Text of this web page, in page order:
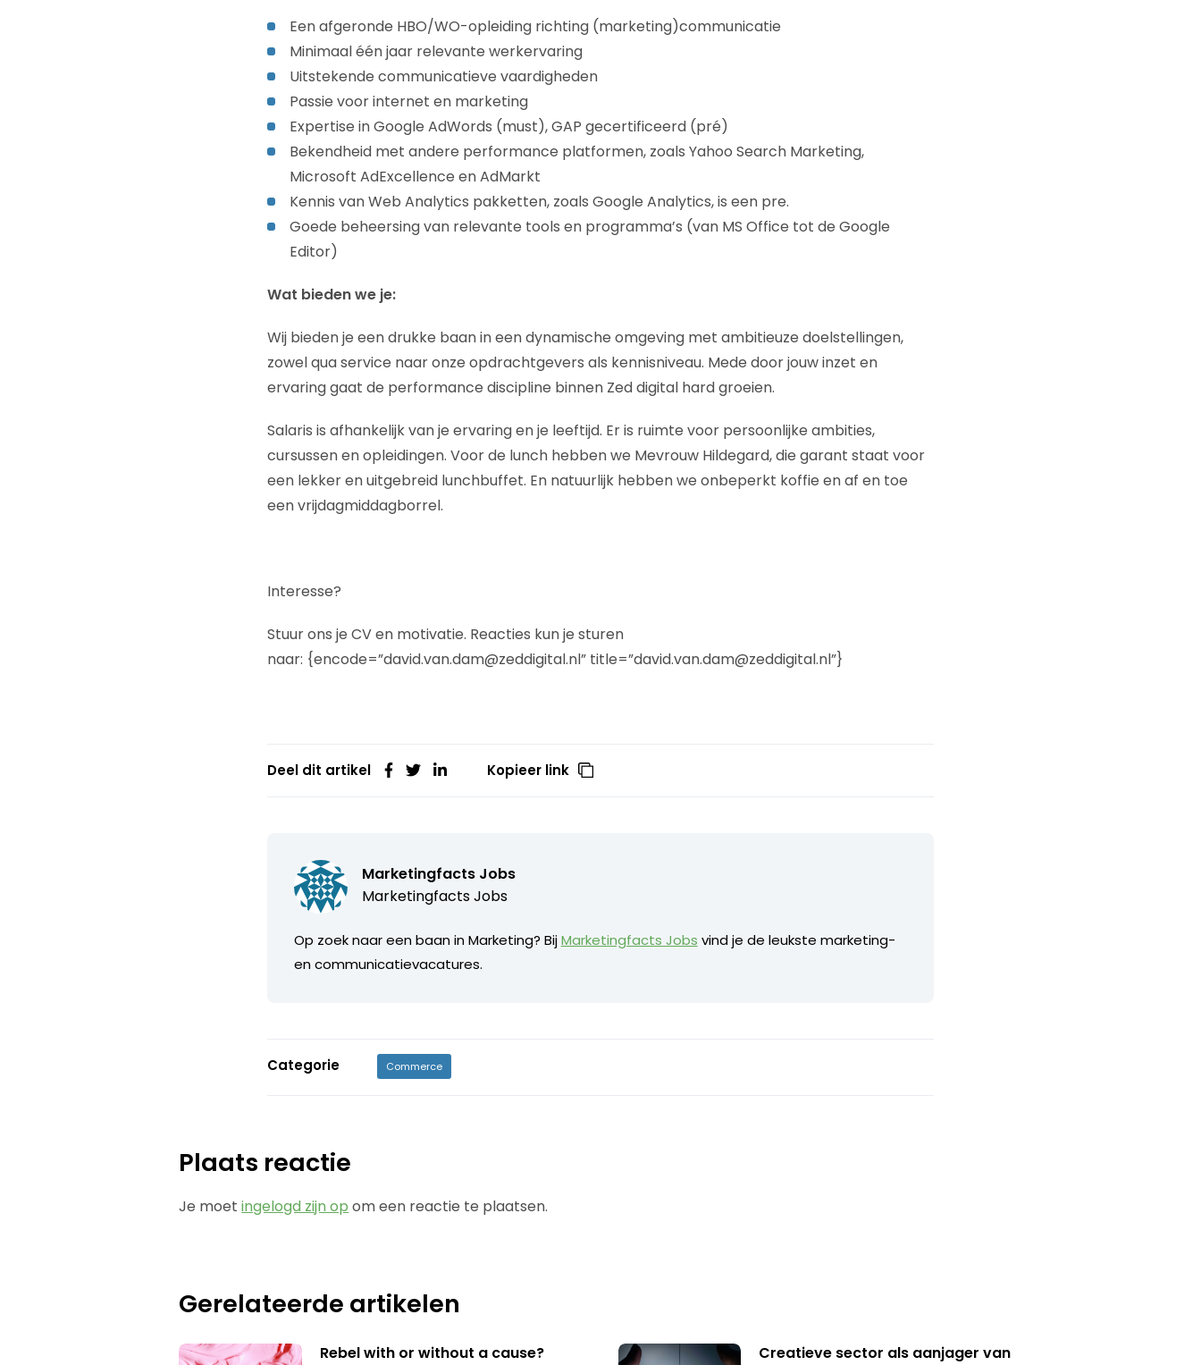
Een afgeronde HBO/WO-opleiding richting (marketing)communicatie
Minimaal één jaar relevante werkervaring
Uitstekende communicatieve vaardigheden
Passie voor internet en marketing
Expertise in Google AdWords (must), GAP gecertificeerd (pré)
Bekendheid met andere performance platformen, zoals Yahoo Search Marketing,
Microsoft AdExcellence en AdMarkt
Kennis van Web Analytics pakketten, zoals Google Analytics, is een pre.
Goede beheersing van relevante tools en programma’s (van MS Office tot de Google
Editor)
Wat bieden we je:
Wij bieden je een drukke baan in een dynamische omgeving met ambitieuze doelstellingen,
zowel qua service naar onze opdrachtgevers als kennisniveau. Mede door jouw inzet en
ervaring gaat de performance discipline binnen Zed digital hard groeien.
Salaris is afhankelijk van je ervaring en je leeftijd. Er is ruimte voor persoonlijke ambities,
cursussen en opleidingen. Voor de lunch hebben we Mevrouw Hildegard, die garant staat voor
een lekker en uitgebreid lunchbuffet. En natuurlijk hebben we onbeperkt koffie en af en toe
een vrijdagmiddagborrel.
Interesse?
Stuur ons je CV en motivatie. Reacties kun je sturen
naar: {encode=”david.van.dam@zeddigital.nl” title=”david.van.dam@zeddigital.nl”}
Deel dit artikel Kopieer link
Marketingfacts Jobs
Marketingfacts Jobs
Op zoek naar een baan in Marketing? BijMarketingfacts Jobs vind je de leukste marketing-
en communicatievacatures.
Categorie Commerce
Plaats reactie
Je moetingelogd zijn op om een reactie te plaatsen.
Gerelateerde artikelen
Rebel with or without a cause?
Creatieve sector als aanjager van